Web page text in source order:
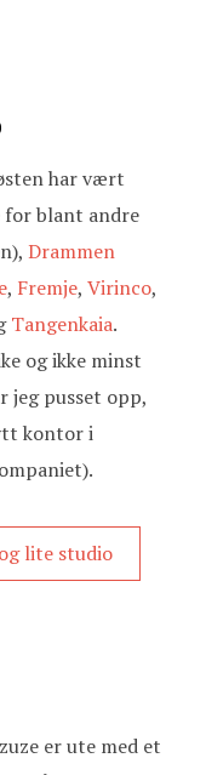
har vært
for blant andre
Drammen
, Fremje, Virinco,
Tangenkaia.
og ikke minst
jeg pusset opp,
kontor i
lite studio
er ute med et